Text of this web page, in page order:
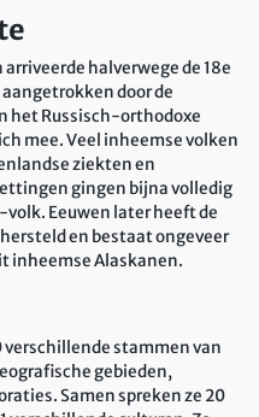
halverwege de 18e
door de
het Russisch-orthodoxe
mee. Veel inheemse volken
ziekten en
gingen bijna volledig
Eeuwen later heeft de
en bestaat ongeveer
inheemse Alaskanen.
verschillende stammen van
gebieden,
Samen spreken ze 20